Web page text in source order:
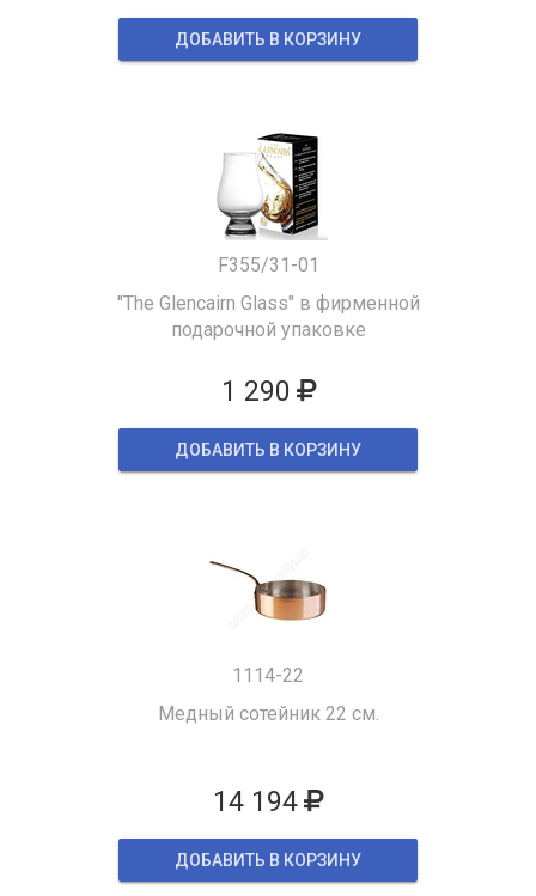
ДОБАВИТЬ В КОРЗИНУ
F355/31-01
"The Glencairn Glass" в фирменной
подарочной упаковке
1 290
ДОБАВИТЬ В КОРЗИНУ
1114-22
Медный сотейник 22 см.
14 194
ДОБАВИТЬ В КОРЗИНУ